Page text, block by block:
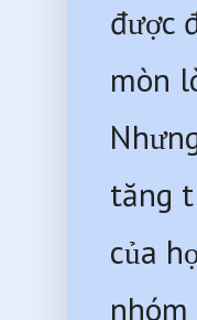
được
mòn
tăng
của